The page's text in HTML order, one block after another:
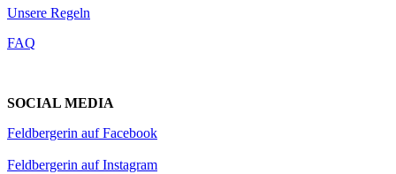
Unsere Regeln
FAQ
SOCIAL MEDIA
Feldbergerin auf Facebook
Feldbergerin auf Instagram